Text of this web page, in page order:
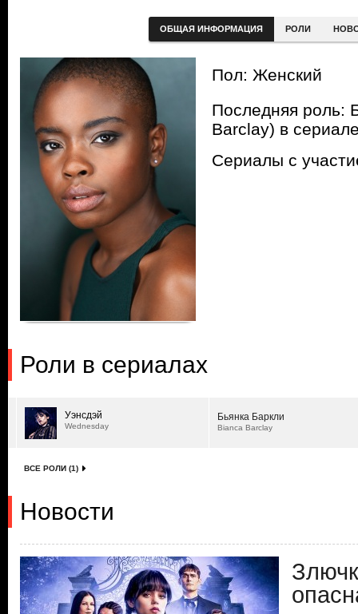
ОБЩАЯ ИНФОРМАЦИЯ РОЛИ
Пол: Женский
Последняя роль:
Barclay) в
Сериалы с
Роли в сериалах
Уэнсдэй
Wednesday
Бьянка Баркли
Bianca Barclay
ВСЕ РОЛИ (1)
Новости